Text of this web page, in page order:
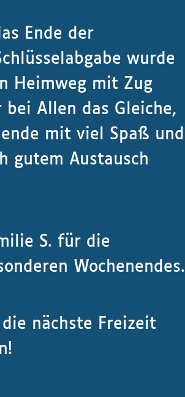
Ende der
wurde
Heimweg mit Zug
Allen das Gleiche,
mit viel Spaß und
gutem Austausch
S. für die
Wochenendes.
nächste Freizeit